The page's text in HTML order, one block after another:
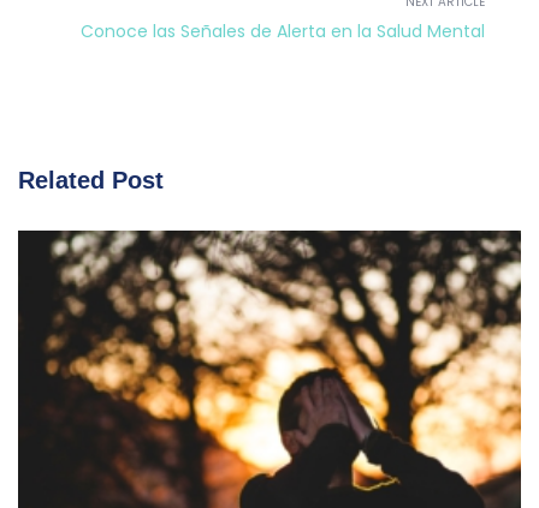
Conoce las Señales de Alerta en la Salud Mental
Related Post